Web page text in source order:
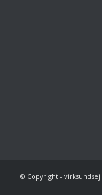
© Copyright -